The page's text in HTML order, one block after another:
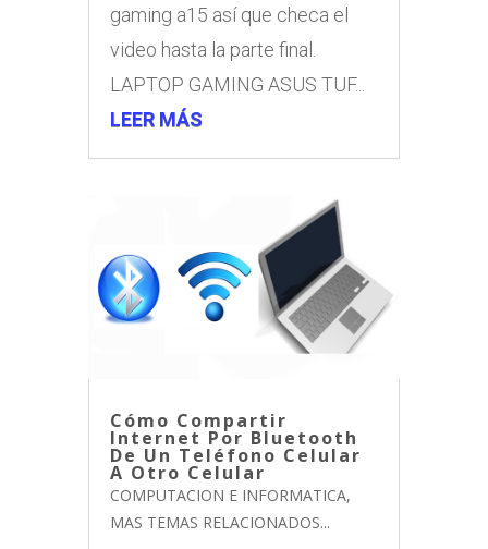
gaming a15 así que checa el
video hasta la parte final.
LAPTOP GAMING ASUS TUF...
LEER MÁS
Cómo Compartir
Internet Por Bluetooth
De Un Teléfono Celular
A Otro Celular
COMPUTACION E INFORMATICA,
MAS TEMAS RELACIONADOS...